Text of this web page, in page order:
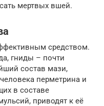
мертвых вшей.
средством.
гниды – почти
состав мази,
перметрина и
в составе
приводят к её